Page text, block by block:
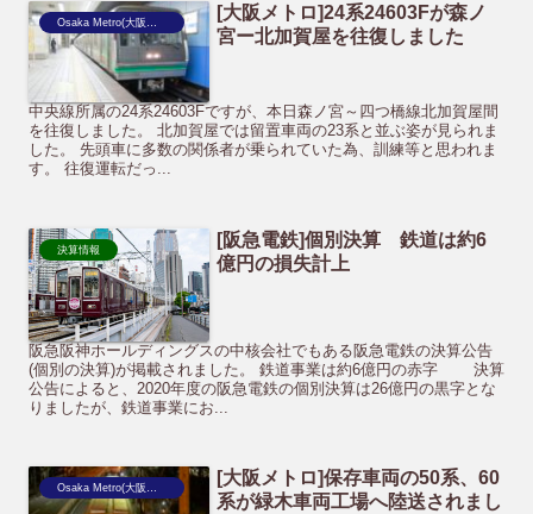
[大阪メトロ]24系24603Fが森ノ
宮ー北加賀屋を往復しました
中央線所属の24系24603Fですが、本日森ノ宮～四つ橋線北加賀屋間
を往復しました。 北加賀屋では留置車両の23系と並ぶ姿が見られま
した。 先頭車に多数の関係者が乗られていた為、訓練等と思われま
す。 往復運転だっ...
決算情報
[阪急電鉄]個別決算 鉄道は約6
億円の損失計上
阪急阪神ホールディングスの中核会社でもある阪急電鉄の決算公告
(個別の決算)が掲載されました。 鉄道事業は約6億円の赤字 決算
公告によると、2020年度の阪急電鉄の個別決算は26億円の黒字とな
りましたが、鉄道事業にお...
Osaka Metro(大阪市営地下鉄)
[大阪メトロ]保存車両の50系、60
系が緑木車両工場へ陸送されまし